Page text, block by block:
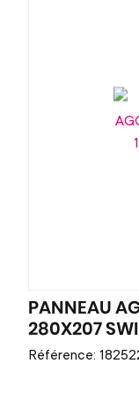
PANNEAU
280X207 SWI
Référence: